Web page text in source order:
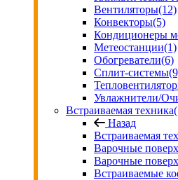
Вентиляторы(12)
Конвекторы(5)
Кондиционеры
Метеостанции(1)
Обогреватели(6)
Сплит-системы
Увлажнители/
Встраиваемая техника
Назад
Встраиваемая
Варочные
Варочные
Встраиваемые